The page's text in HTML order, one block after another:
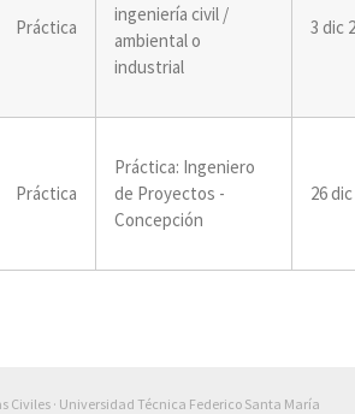
Práctica
ingeniería civil /
ambiental o
industrial
3 dic
Práctica
Práctica: Ingeniero
de Proyectos -
Concepción
26
Civiles · Universidad Técnica Federico Santa María